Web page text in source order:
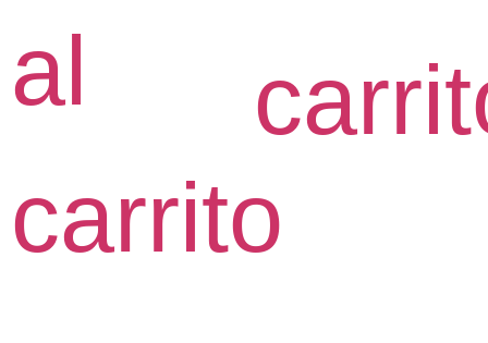
al
carrito